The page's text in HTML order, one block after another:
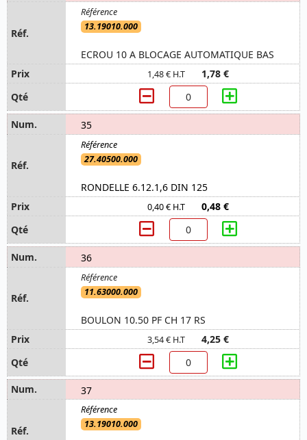
13.19010.000
ECROU 10 A BLOCAGE AUTOMATIQUE BAS
1,48 € H.T 1,78 €
35
27.40500.000
RONDELLE 6.12.1,6 DIN 125
0,40 € H.T 0,48 €
36
11.63000.000
BOULON 10.50 PF CH 17 RS
3,54 € H.T 4,25 €
37
13.19010.000